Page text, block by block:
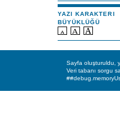
YAZI KARAKTERI
BÜYÜKLÜĞÜ
Sayfa oluşturuldu,
Veri tabanı sorgu